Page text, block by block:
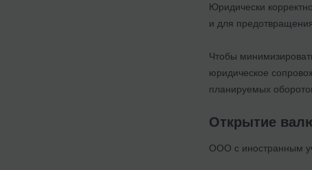
Юридически
и для
Чтобы
юридическое
планируемых
Открытие
ООО с иностранным